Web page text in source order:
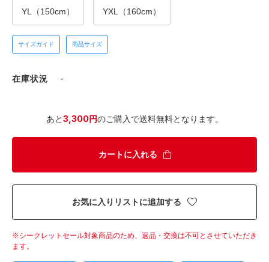
YL（150cm） YXL（160cm）
サイズガイド 商品サイズ
在庫状況 -
あと3,300円のご購入で送料無料となります。
カートに入れる
お気に入りリストに追加する
シークレットセール対象商品のため、返品・交換は不可とさせていただき
ます。